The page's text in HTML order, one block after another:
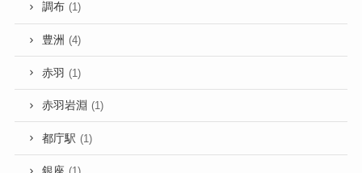
調布 (1)
豊洲 (4)
赤羽 (1)
赤羽岩淵 (1)
都庁駅 (1)